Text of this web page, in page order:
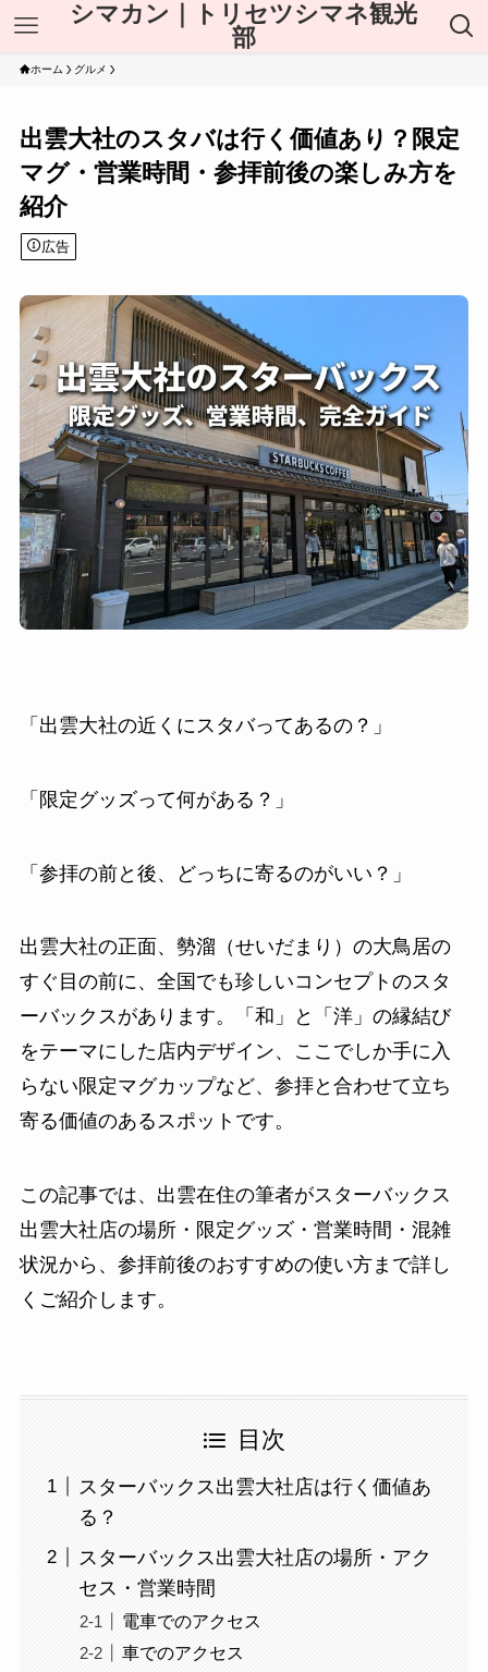
シマカン｜トリセツシマネ観光
部
ホーム グルメ
出雲大社のスタバは行く価値あり？限定
マグ・営業時間・参拝前後の楽しみ方を
紹介
広告
「出雲大社の近くにスタバってあるの？」
「限定グッズって何がある？」
「参拝の前と後、どっちに寄るのがいい？」
出雲大社の正面、勢溜（せいだまり）の大鳥居の
すぐ目の前に、全国でも珍しいコンセプトのスタ
ーバックスがあります。「和」と「洋」の縁結び
をテーマにした店内デザイン、ここでしか手に入
らない限定マグカップなど、参拝と合わせて立ち
寄る価値のあるスポットです。
この記事では、出雲在住の筆者がスターバックス
出雲大社店の場所・限定グッズ・営業時間・混雑
状況から、参拝前後のおすすめの使い方まで詳し
くご紹介します。
目次
スターバックス出雲大社店は行く価値あ
る？
スターバックス出雲大社店の場所・アク
セス・営業時間
電車でのアクセス
車でのアクセス